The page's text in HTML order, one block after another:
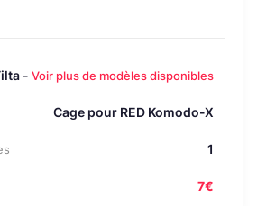
- Voir plus de modèles disponibles
Cage pour RED Komodo-X
1
7€